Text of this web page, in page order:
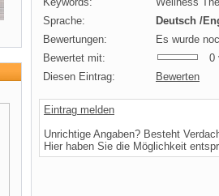
Sprache:
Deutsch /
Bewertungen:
Es wurde
Bewertet mit:
0
Diesen Eintrag:
Bewerten
Eintrag melden
Unrichtige Angaben? Besteht
Hier haben Sie die Möglichkeit